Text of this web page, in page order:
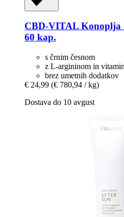
CBD-VITAL Konoplja
60 kap.
s črnim česnom
z L-argininom in
brez umetnih dodatkov
€ 24,99 (€ 780,94 / kg)
Dostava do 10 avgust